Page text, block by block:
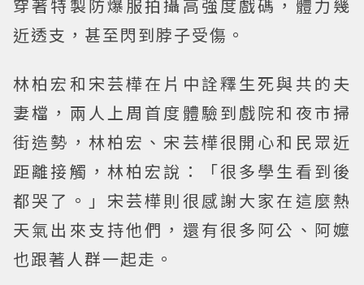
穿著特製防爆服拍攝高強度戲碼，體力幾
近透支，甚至閃到脖子受傷。
林柏宏和宋芸樺在片中詮釋生死與共的夫
妻檔，兩人上周首度體驗到戲院和夜市掃
街造勢，林柏宏、宋芸樺很開心和民眾近
距離接觸，林柏宏說：「很多學生看到後
都哭了。」宋芸樺則很感謝大家在這麼熱
天氣出來支持他們，還有很多阿公、阿嬤
也跟著人群一起走。